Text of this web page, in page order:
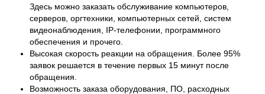
Здесь можно заказать обслуживание компьютеров,
серверов, оргтехники, компьютерных сетей, систем
видеонаблюдения, IP-телефонии, программного
обеспечения и прочего.
Высокая скорость реакции на обращения. Более 95%
заявок решается в течение первых 15 минут после
обращения.
Возможность заказа оборудования, ПО, расходных